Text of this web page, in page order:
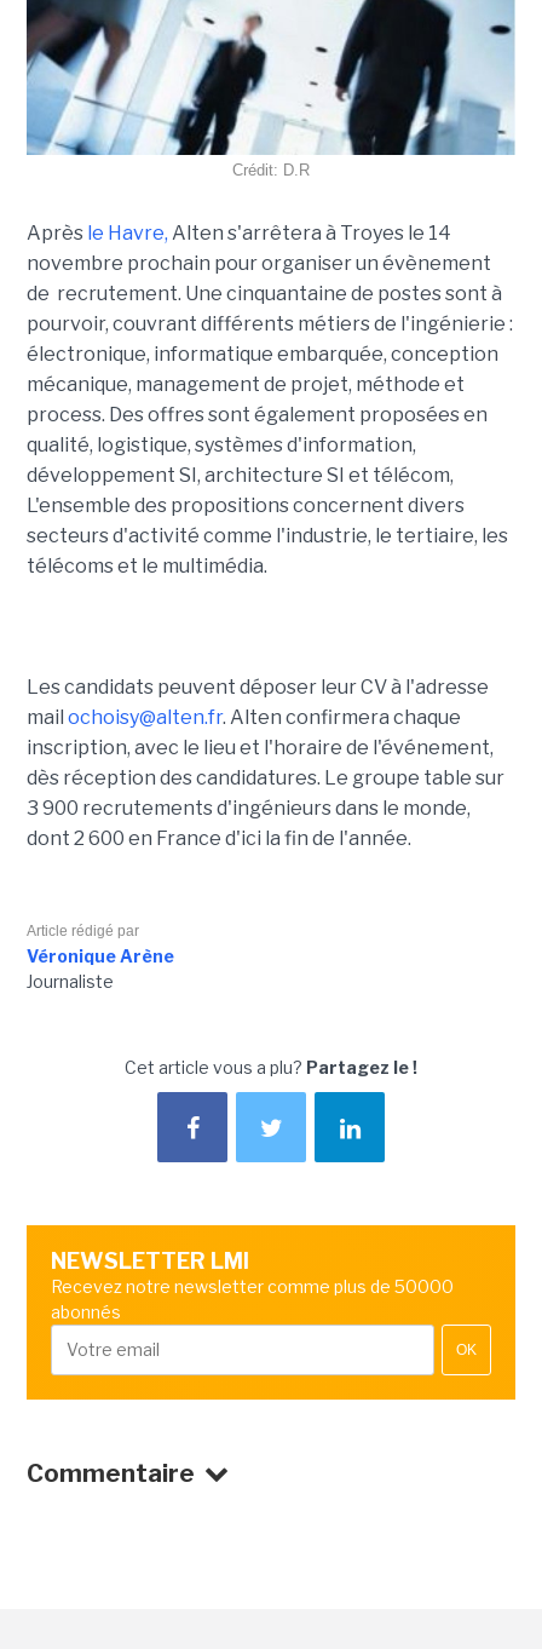
Crédit: D.R
Aprèsle Havre, Alten s'arrêtera à Troyes le 14
novembre prochain pour organiser un évènement
de recrutement. Une cinquantaine de postes sont à
pourvoir, couvrant différents métiers de l'ingénierie :
électronique, informatique embarquée, conception
mécanique, management de projet, méthode et
process. Des offres sont également proposées en
qualité, logistique, systèmes d'information,
développement SI, architecture SI et télécom,
L'ensemble des propositions concernent divers
secteurs d'activité comme l'industrie, le tertiaire, les
télécoms et le multimédia.
Les candidats peuvent déposer leur CV à l'adresse
mail ochoisy@alten.fr. Alten confirmera chaque
inscription, avec le lieu et l'horaire de l'événement,
dès réception des candidatures. Le groupe table sur
3 900 recrutements d'ingénieurs dans le monde,
dont 2 600 en France d'ici la fin de l'année.
Article rédigé par
Véronique Arène
Journaliste
Cet article vous a plu? Partagez le !
NEWSLETTER LMI
Recevez notre newsletter comme plus de 50000
abonnés
OK
Commentaire